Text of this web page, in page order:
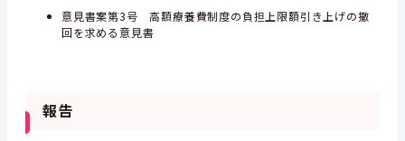
意見書案第3号 高額療養費制度の負担上限額引き上げの撤
回を求める意見書
報告